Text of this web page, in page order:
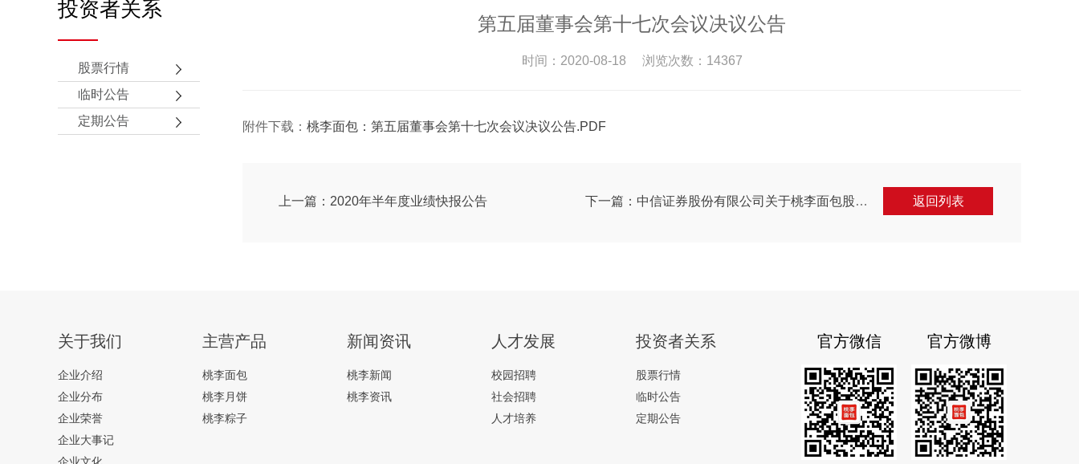
投资者关系
股票行情
临时公告
定期公告
第五届董事会第十七次会议决议公告
时间：2020-08-18 浏览次数：14367
附件下载： 桃李面包：第五届董事会第十七次会议决议公告.PDF
上一篇：2020年半年度业绩快报公告 下一篇：中信证券股份有限公司关于桃李面包股份有限公司使用募集资金向全资子公司提供借款实施募投项目之核查意见 返回列表
关于我们
企业介绍
企业分布
企业荣誉
企业大事记
主营产品
桃李面包
桃李月饼
桃李粽子
新闻资讯
桃李新闻
桃李资讯
人才发展
校园招聘
社会招聘
人才培养
投资者关系
股票行情
临时公告
定期公告
官方微博
官方微信